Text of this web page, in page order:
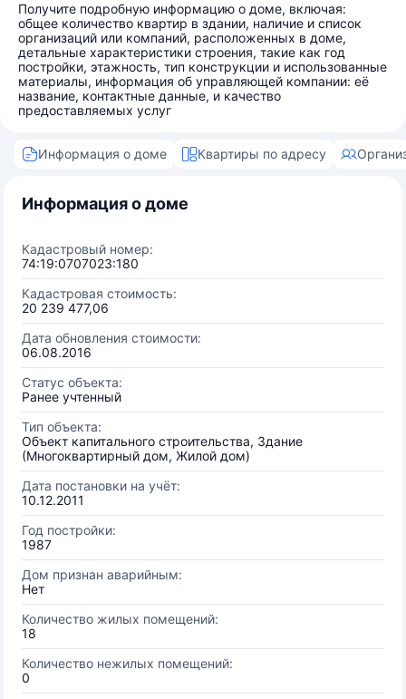
Получите подробную информацию о доме, включая:
общее количество квартир в здании, наличие и список
организаций или компаний, расположенных в доме,
детальные характеристики строения, такие как год
постройки, этажность, тип конструкции и использованные
материалы, информация об управляющей компании: её
название, контактные данные, и качество
предоставляемых услуг
Информация о доме Квартиры по адресу
Информация о доме
Кадастровый номер:
74:19:0707023:180
Кадастровая стоимость:
20 239 477,06
Дата обновления стоимости:
06.08.2016
Статус объекта:
Ранее учтенный
Тип объекта:
Объект капитального строительства, Здание
(Многоквартирный дом, Жилой дом)
Дата постановки на учёт:
10.12.2011
Год постройки:
1987
Дом признан аварийным:
Нет
Количество жилых помещений:
18
Количество нежилых помещений:
0